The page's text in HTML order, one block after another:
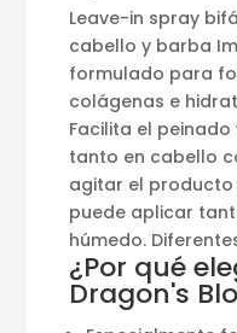
Leave-in spray
cabello y barba
formulado para
colágenas e
Facilita el
tanto en cabello
agitar el producto
puede aplicar
húmedo.
¿Por qué
Dragon's